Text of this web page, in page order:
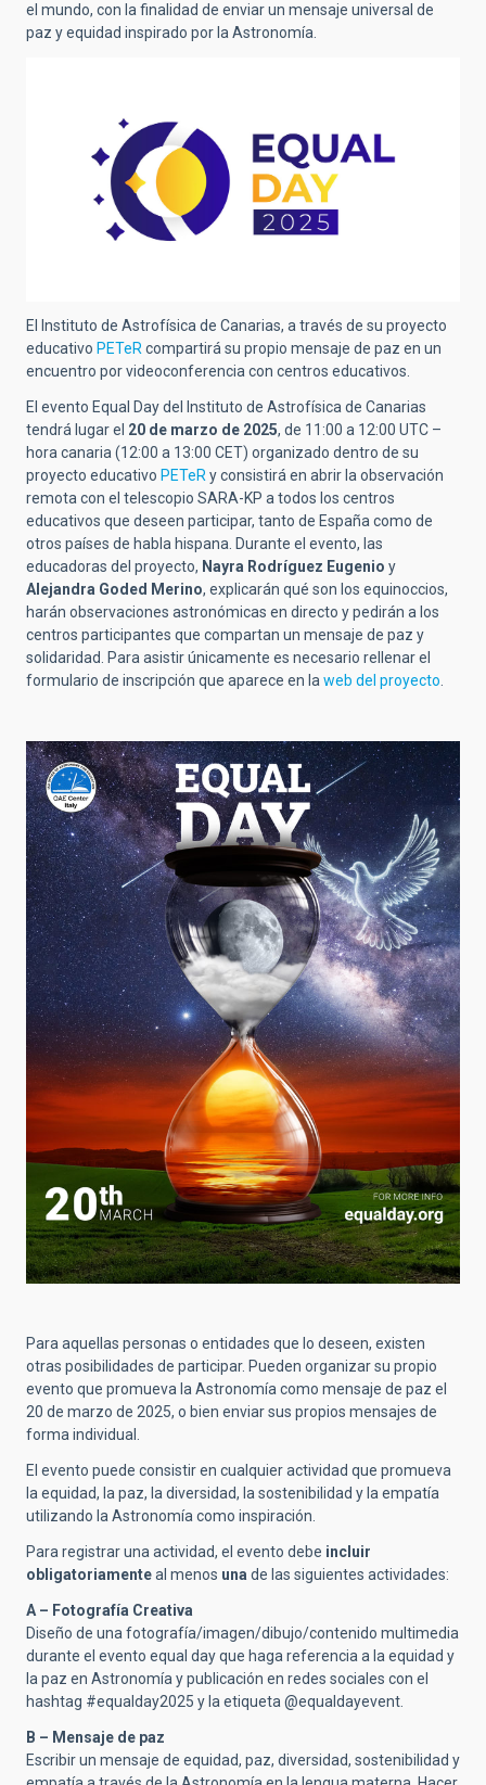
el mundo, con la finalidad de enviar un mensaje universal de
paz y equidad inspirado por la Astronomía.
El Instituto de Astrofísica de Canarias, a través de su proyecto
educativo PETeRcompartirá su propio mensaje de paz en un
encuentro por videoconferencia con centros educativos.
El evento Equal Day del Instituto de Astrofísica de Canarias
tendrá lugar el 20 de marzo de 2025, de 11:00 a 12:00 UTC –
hora canaria (12:00 a 13:00 CET) organizado dentro de su
proyecto educativo PETeRy consistirá en abrir la observación
remota con el telescopio SARA-KP a todos los centros
educativos que deseen participar, tanto de España como de
otros países de habla hispana. Durante el evento, las
educadoras del proyecto, Nayra Rodríguez Eugenio y
Alejandra Goded Merino, explicarán qué son los equinoccios,
harán observaciones astronómicas en directo y pedirán a los
centros participantes que compartan un mensaje de paz y
solidaridad. Para asistir únicamente es necesario rellenar el
formulario de inscripción que aparece en laweb del proyecto.
Para aquellas personas o entidades que lo deseen, existen
otras posibilidades de participar. Pueden organizar su propio
evento que promueva la Astronomía como mensaje de paz el
20 de marzo de 2025, o bien enviar sus propios mensajes de
forma individual.
El evento puede consistir en cualquier actividad que promueva
la equidad, la paz, la diversidad, la sostenibilidad y la empatía
utilizando la Astronomía como inspiración.
Para registrar una actividad, el evento debe incluir
obligatoriamenteal menos unade las siguientes actividades:
A – Fotografía Creativa
Diseño de una fotografía/imagen/dibujo/contenido multimedia
durante el evento equal day que haga referencia a la equidad y
la paz en Astronomía y publicación en redes sociales con el
hashtag #equalday2025 y la etiqueta @equaldayevent.
B – Mensaje de paz
Escribir un mensaje de equidad, paz, diversidad, sostenibilidad y